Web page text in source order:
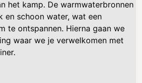
het kamp. De warmwaterbronnen
en schoon water, wat een
te ontspannen. Hierna gaan we
waar we je verwelkomen met